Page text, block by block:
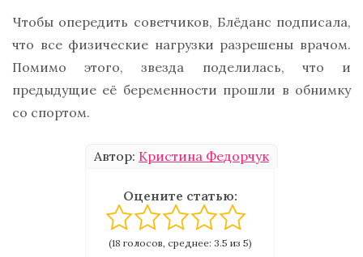
Чтобы опередить советчиков, Блёданс подписала,
что все физические нагрузки разрешены врачом.
Помимо этого, звезда поделилась, что и
предыдущие её беременности прошли в обнимку
со спортом.
Автор: Кристина Федорчук
Оцените статью:
(18 голосов, среднее: 3.5 из 5)